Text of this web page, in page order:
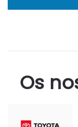
Os